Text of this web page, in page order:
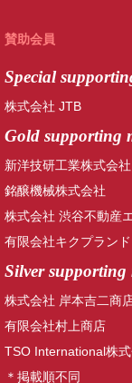
賛助会員
Special
株式会社 JTB
Gold supporting
新洋技研工業株式会社
銘醸機械株式会社
株式会社 渋谷不動産
有限会社キクプラン
Silver supporting
株式会社 岸本吉二商
有限会社村上商店
TSO International株
＊掲載順不同